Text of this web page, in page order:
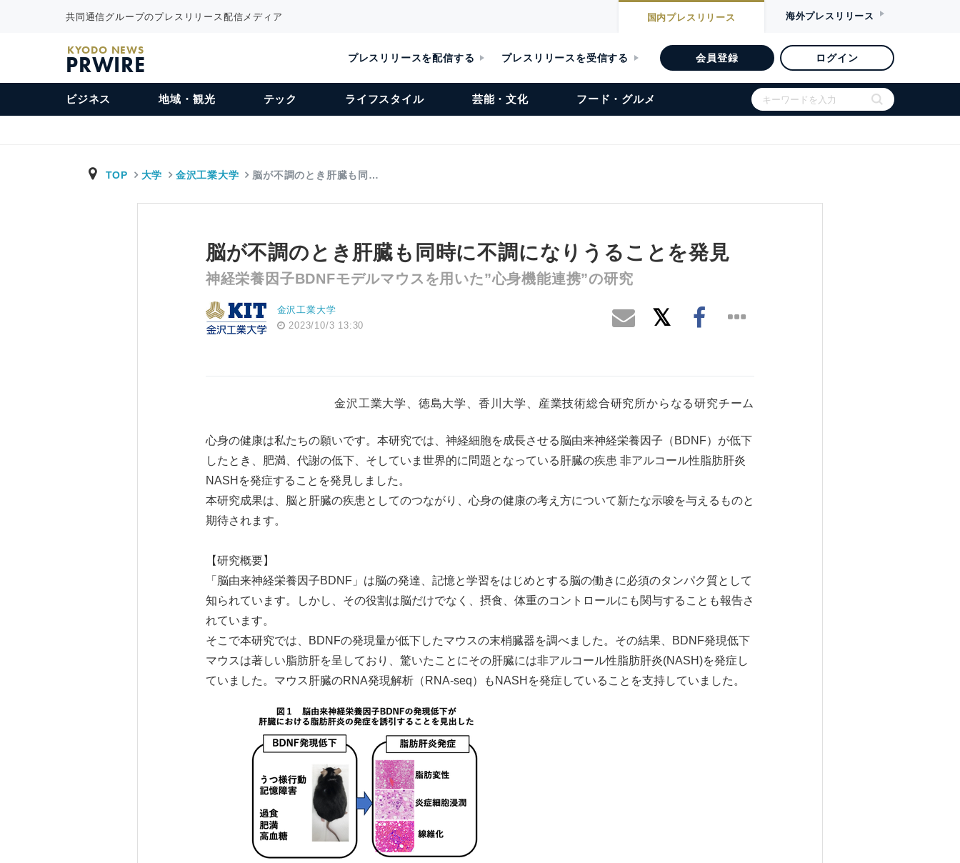
共同通信グループのプレスリリース配信メディア 国内プレスリリース 海外プレスリリース
KYODO NEWS
PRWIRE プレスリリースを配信する プレスリリースを受信する 会員登録 ログイン
ビジネス 地域・観光 テック ライフスタイル 芸能・文化 フード・グルメ
TOP 大学 金沢工業大学 脳が不調のとき肝臓も同…
脳が不調のとき肝臓も同時に不調になりうることを発見
神経栄養因子BDNFモデルマウスを用いた”心身機能連携”の研究
金沢工業大学
2023/10/3 13:30
金沢工業大学、徳島大学、香川大学、産業技術総合研究所からなる研究チーム
心身の健康は私たちの願いです。本研究では、神経細胞を成長させる脳由来神経栄養因子（BDNF）が低下
したとき、肥満、代謝の低下、そしていま世界的に問題となっている肝臓の疾患 非アルコール性脂肪肝炎
NASHを発症することを発見しました。
本研究成果は、脳と肝臓の疾患としてのつながり、心身の健康の考え方について新たな示唆を与えるものと
期待されます。
【研究概要】
「脳由来神経栄養因子BDNF」は脳の発達、記憶と学習をはじめとする脳の働きに必須のタンパク質として
知られています。しかし、その役割は脳だけでなく、摂食、体重のコントロールにも関与することも報告さ
れています。
そこで本研究では、BDNFの発現量が低下したマウスの末梢臓器を調べました。その結果、BDNF発現低下
マウスは著しい脂肪肝を呈しており、驚いたことにその肝臓には非アルコール性脂肪肝炎(NASH)を発症し
ていました。マウス肝臓のRNA発現解析（RNA-seq）もNASHを発症していることを支持していました。